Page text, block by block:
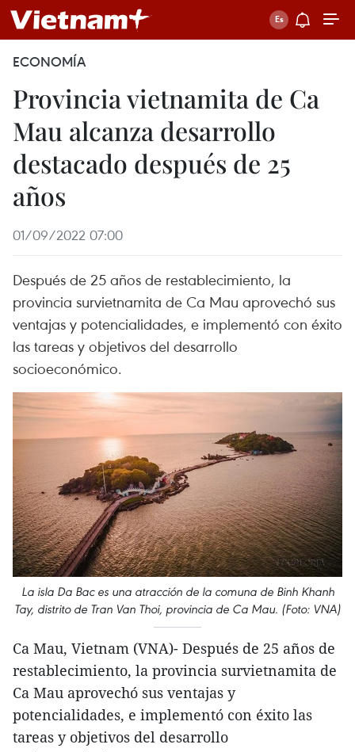
ECONOMÍA
Provincia vietnamita de Ca
Mau alcanza desarrollo
destacado después de 25
años
01/09/2022 07:00
Después de 25 años de restablecimiento, la
provincia survietnamita de Ca Mau aprovechó sus
ventajas y potencialidades, e implementó con éxito
las tareas y objetivos del desarrollo
socioeconómico.
La isla Da Bac es una atracción de la comuna de Binh Khanh
Tay, distrito de Tran Van Thoi, provincia de Ca Mau. (Foto: VNA)
Ca Mau, Vietnam (VNA)- Después de 25 años de
restablecimiento, la provincia survietnamita de
Ca Mau aprovechó sus ventajas y
potencialidades, e implementó con éxito las
tareas y objetivos del desarrollo